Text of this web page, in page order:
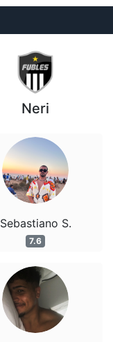
Neri
Sebastiano S.
7.6